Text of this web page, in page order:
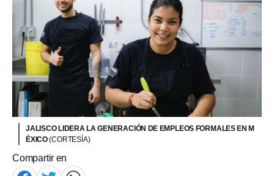
JALISCO LIDERA LA GENERACIÓN DE EMPLEOS FORMALES EN M
ÉXICO(CORTESÍA)
Compartir en